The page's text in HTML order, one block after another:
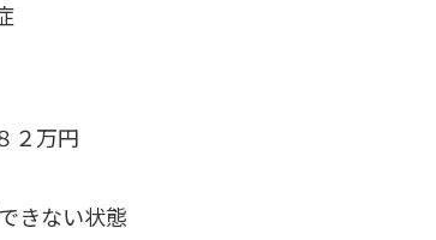
２万円
きない状態